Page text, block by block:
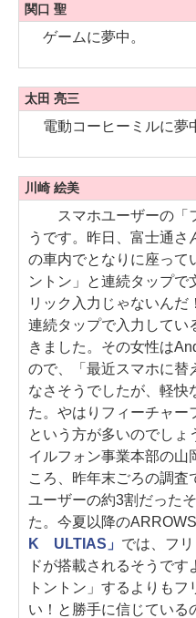
関口 聖
ゲームに夢中。
太田 亮三
電動コーヒーミルに夢
川崎 絵美
スマホユーザーの「
うです。昨日、富士通さ
の車内でとなりに座って
ントン」と連続タップで
リック入力じゃないんだ
連続タップで入力してい
きました。その女性は
ので、「最近スマホに替
なさそうでしたが、軽快
た。やはりフィーチャー
という方が多いのでしょ
イルフォン事業本部の山
ころ、昨年末ごろの調査
ユーザーの約3割だった
た。今夏以降の
K ULTIAS」 では、フ
ドが搭載されるそうです
トントン」するよりも
い！と勝手に信じている